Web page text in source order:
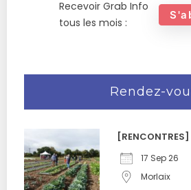
Recevoir Grab Info
tous les mois :
Rendez-
17 Sep 26
Morlaix